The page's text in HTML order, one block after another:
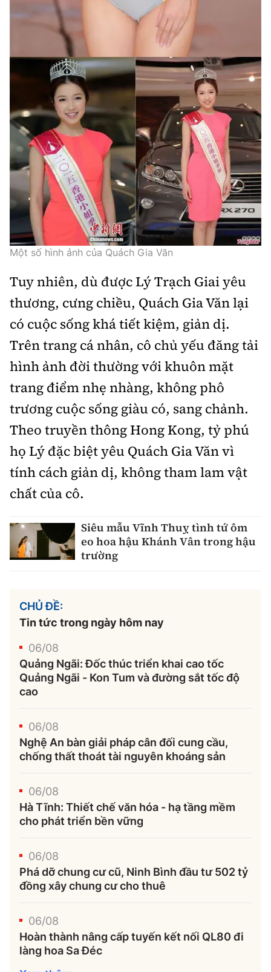
Một số hình ảnh của Quách Gia Văn
Tuy nhiên, dù được Lý Trạch Giai yêu
thương, cưng chiều, Quách Gia Văn lại
có cuộc sống khá tiết kiệm, giản dị.
Trên trang cá nhân, cô chủ yếu đăng tải
hình ảnh đời thường với khuôn mặt
trang điểm nhẹ nhàng, không phô
trương cuộc sống giàu có, sang chảnh.
Theo truyền thông Hong Kong, tỷ phú
họ Lý đặc biệt yêu Quách Gia Văn vì
tính cách giản dị, không tham lam vật
chất của cô.
Siêu mẫu Vĩnh Thuỵ tình tứ ôm
eo hoa hậu Khánh Vân trong hậu
trường
CHỦ ĐỀ:
Tin tức trong ngày hôm nay
06/08
Quảng Ngãi: Đốc thúc triển khai cao tốc
Quảng Ngãi - Kon Tum và đường sắt tốc độ
cao
06/08
Nghệ An bàn giải pháp cân đối cung cầu,
chống thất thoát tài nguyên khoáng sản
06/08
Hà Tĩnh: Thiết chế văn hóa - hạ tầng mềm
cho phát triển bền vững
06/08
Phá dỡ chung cư cũ, Ninh Bình đầu tư 502 tỷ
đồng xây chung cư cho thuê
06/08
Hoàn thành nâng cấp tuyến kết nối QL80 đi
làng hoa Sa Đéc